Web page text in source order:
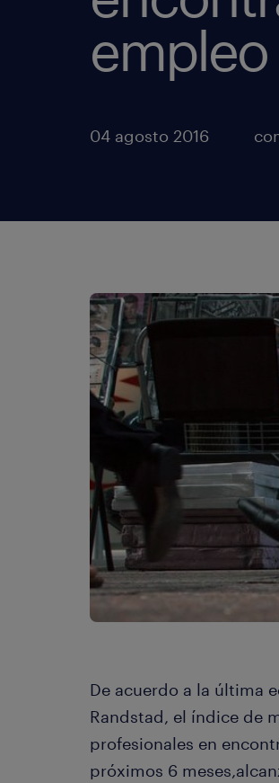
empleo
04 agosto 2016
De acuerdo a la última
Randstad, el índice de
profesionales en
próximos 6